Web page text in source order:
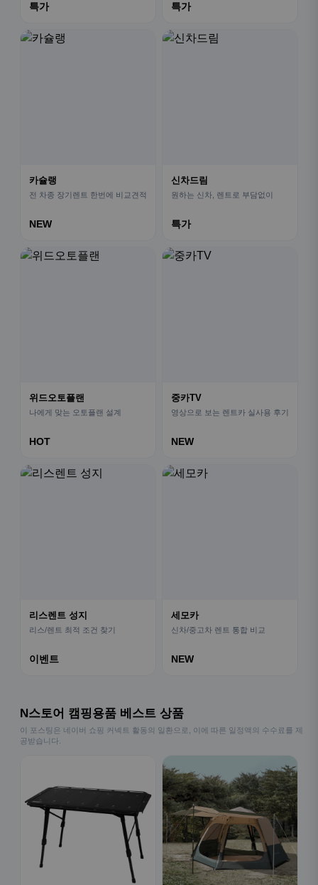
특가 특가
카슐랭
전 차종 장기렌트 한번에 비교견적
NEW
신차드림
원하는 신차, 렌트로 부담없이
특가
위드오토플랜
나에게 맞는 오토플랜 설계
HOT
중카TV
영상으로 보는 렌트카 실사용 후기
NEW
리스렌트 성지
리스/렌트 최적 조건 찾기
이벤트
세모카
신차/중고차 렌트 통합 비교
NEW
N스토어 캠핑용품 베스트 상품
이 포스팅은 네이버 쇼핑 커넥트 활동의 일환으로, 이에 따른 일정액의 수수료를 제
공받습니다.